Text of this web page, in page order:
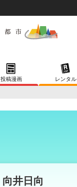
投稿漫画 レンタル
向井日向